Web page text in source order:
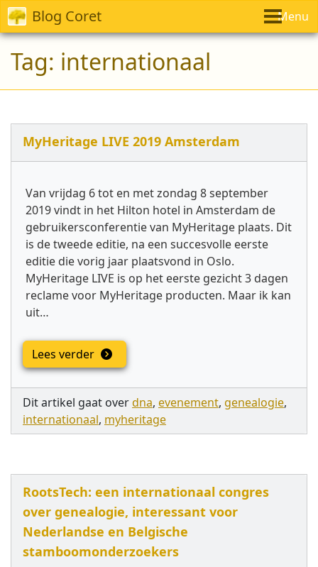
Blog Coret Menu
Tag: internationaal
MyHeritage LIVE 2019 Amsterdam
Van vrijdag 6 tot en met zondag 8 september
2019 vindt in het Hilton hotel in Amsterdam de
gebruikersconferentie van MyHeritage plaats. Dit
is de tweede editie, na een succesvolle eerste
editie die vorig jaar plaatsvond in Oslo.
MyHeritage LIVE is op het eerste gezicht 3 dagen
reclame voor MyHeritage producten. Maar ik kan
uit…
Lees verder
Dit artikel gaat overdna, evenement, genealogie,
internationaal, myheritage
RootsTech: een internationaal congres
over genealogie, interessant voor
Nederlandse en Belgische
stamboomonderzoekers